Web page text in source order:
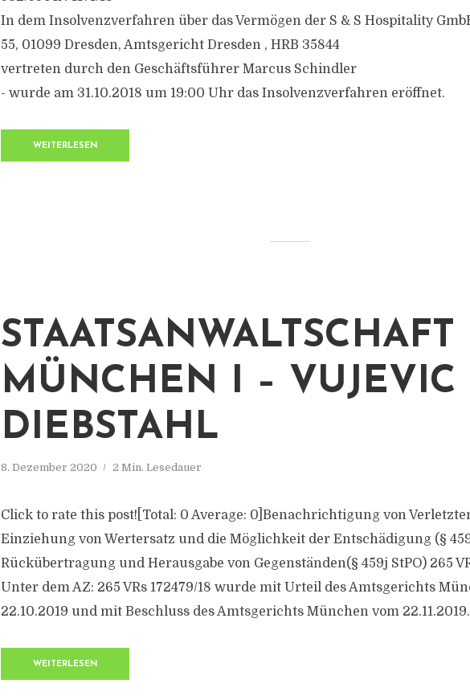
In dem Insolvenzverfahren über das Vermögen der S & S Hospitality
55, 01099 Dresden, Amtsgericht Dresden , HRB 35844
vertreten durch den Geschäftsführer Marcus Schindler
- wurde am 31.10.2018 um 19:00 Uhr das Insolvenzverfahren eröffnet.
WEITERLESEN
STAATSANWALTSCHAFT
MÜNCHEN I – VUJEVIC
DIEBSTAHL
8. Dezember 2020 2 Min. Lesedauer
Click to rate this post![Total: 0 Average: 0]Benachrichtigung von
Einziehung von Wertersatz und die Möglichkeit der Entschädigung (§
Rückübertragung und Herausgabe von Gegenständen(§ 459j StPO) 265
Unter dem AZ: 265 VRs 172479/18 wurde mit Urteil des Amtsgerichts
22.10.2019 und mit Beschluss des Amtsgerichts München vom
WEITERLESEN